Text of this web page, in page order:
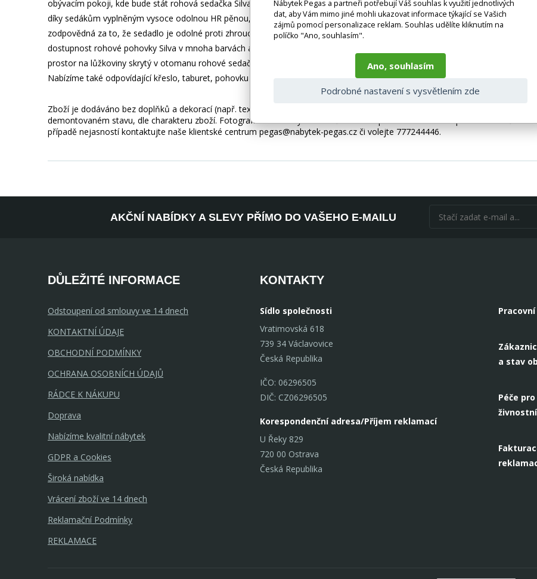
obývacím pokoji, kde bude stát rohová sedačka Silva, bude dostatek prostoru pro pohodlnou konverzaci a příjemné trávení
díky sedákům vyplněným vysoce odolnou HR pěnou, která poskytuje dobrou oporu tělu a rychle se vrací do původního tvaru
zodpovědná za to, že sedadlo je odolné proti zhroucení. Rozměry nábytku - 276 x 201 x 100 cm - umožňují jeho uspořádání
dostupnost rohové pohovky Silva v mnoha barvách a látkách. Nábytek lze snadno přeměnit na skládací postel s rozměry:
prostor na lůžkoviny skrytý v otomanu rohové sedačky. Rozložení je také velmi jednoduchou záležitostí, protože
Nabízíme také odpovídající křeslo, taburet, pohovku a sadu Silva pro roh.
Zboží je dodáváno bez doplňků a dekorací (např. textilních doplňků, spotřebičů, baterie, matrací atd.), nejsou tedy v ceně.
demontovaném stavu, dle charakteru zboží. Fotografie mohou být i ilustrační a barva produktu nemusí odpovídat
případě nejasností kontaktujte naše klientské centrum pegas@nabytek-pegas.cz či volejte 777244446.
AKČNÍ NABÍDKY A SLEVY PŘÍMO DO VAŠEHO E-MAILU
DŮLEŽITÉ INFORMACE
Odstoupení od smlouvy ve 14 dnech
KONTAKTNÍ ÚDAJE
OBCHODNÍ PODMÍNKY
OCHRANA OSOBNÍCH ÚDAJŮ
RÁDCE K NÁKUPU
Doprava
Nabízíme kvalitní nábytek
GDPR a Cookies
Široká nabídka
Vrácení zboží ve 14 dnech
Reklamační Podmínky
REKLAMACE
KONTAKTY
Sídlo společnosti
Vratimovská 618
739 34 Václavovice
Česká Republika
IČO: 06296505
DIČ: CZ06296505
Korespondenční adresa/Příjem reklamací
U Řeky 829
720 00 Ostrava
Česká Republika
a stav
Péče
Nábytek Pegas a partneři potřebují Váš souhlas k využití jednotlivých
dat, aby Vám mimo jiné mohli ukazovat informace týkající se Vašich
zájmů pomocí personalizace reklam. Souhlas udělíte kliknutím na
políčko "Ano, souhlasím".
Ano, souhlasím
Podrobné nastavení s vysvětlením zde